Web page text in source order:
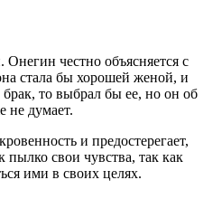
Онегин честно объясняется с
стала бы хорошей женой, и
то выбрал бы ее, но он об
не думает.
и предостерегает,
пылко свои чувства, так как
ими в своих целях.